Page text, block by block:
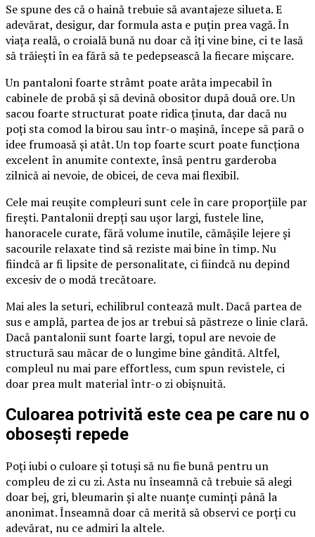
Se spune des că o haină trebuie să avantajeze silueta. E
adevărat, desigur, dar formula asta e puțin prea vagă. În
viața reală, o croială bună nu doar că îți vine bine, ci te lasă
să trăiești în ea fără să te pedepsească la fiecare mișcare.
Un pantaloni foarte strâmt poate arăta impecabil în
cabinele de probă și să devină obositor după două ore. Un
sacou foarte structurat poate ridica ținuta, dar dacă nu
poți sta comod la birou sau într-o mașină, începe să pară o
idee frumoasă și atât. Un top foarte scurt poate funcționa
excelent în anumite contexte, însă pentru garderoba
zilnică ai nevoie, de obicei, de ceva mai flexibil.
Cele mai reușite compleuri sunt cele în care proporțiile par
firești. Pantalonii drepți sau ușor largi, fustele line,
hanoracele curate, fără volume inutile, cămășile lejere și
sacourile relaxate tind să reziste mai bine în timp. Nu
fiindcă ar fi lipsite de personalitate, ci fiindcă nu depind
excesiv de o modă trecătoare.
Mai ales la seturi, echilibrul contează mult. Dacă partea de
sus e amplă, partea de jos ar trebui să păstreze o linie clară.
Dacă pantalonii sunt foarte largi, topul are nevoie de
structură sau măcar de o lungime bine gândită. Altfel,
compleul nu mai pare effortless, cum spun revistele, ci
doar prea mult material într-o zi obișnuită.
Culoarea potrivită este cea pe care nu o
obosești repede
Poți iubi o culoare și totuși să nu fie bună pentru un
compleu de zi cu zi. Asta nu înseamnă că trebuie să alegi
doar bej, gri, bleumarin și alte nuanțe cuminți până la
anonimat. Înseamnă doar că merită să observi ce porți cu
adevărat, nu ce admiri la altele.